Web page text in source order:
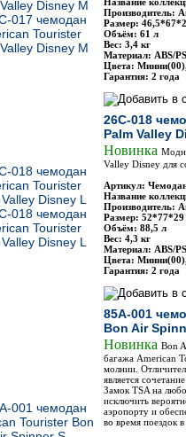
Производитель:
Размер:
Объём: 61 л
Вес: 3,4 кг
Материал: ABS/PS
Цвета:
Гарантия: 2 года
26C-018
Palm Valley
Новинка
Valley Disney для
Артикул:
Название
Производитель:
Размер: 52*77*29
Объём: 88,5 л
Вес: 4,3 кг
Материал: ABS/PS
Цвета:
Гарантия: 2 года
85A-001
Bon Air
Новинка Bon
багажа American
молнии.
является
Замок TSA на
исключить
аэропорту и
во время поездок